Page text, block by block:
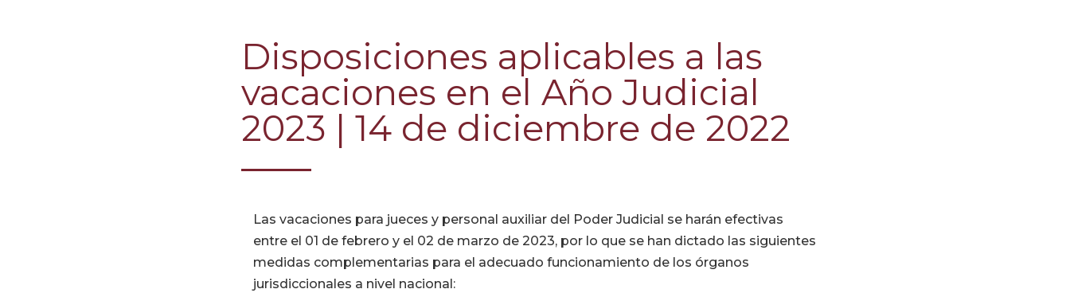
Disposiciones aplicables a las
vacaciones en el Año Judicial
2023 | 14 de diciembre de 2022
Las vacaciones para jueces y personal auxiliar del Poder Judicial se harán efectivas
entre el 01 de febrero y el 02 de marzo de 2023, por lo que se han dictado las siguientes
medidas complementarias para el adecuado funcionamiento de los órganos
jurisdiccionales a nivel nacional: